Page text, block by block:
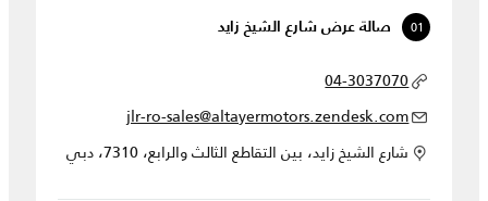
01 صالة عرض شارع الشيخ زايد
04-3037070
jlr-ro-sales@altayermotors.zendesk.com
شارع الشيخ زايد، بين التقاطع الثالث والرابع، 7310، دبي